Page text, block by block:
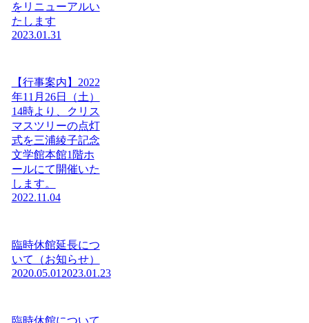
をリニューアルい
たします
2023.01.31
【行事案内】2022
年11月26日（土）
14時より、クリス
マスツリーの点灯
式を三浦綾子記念
文学館本館1階ホ
ールにて開催いた
します。
2022.11.04
臨時休館延長につ
いて（お知らせ）
2020.05.01 2023.01.23